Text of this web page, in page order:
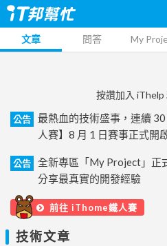
文章 問答 My
按讚加入 iThelp
公告
最熱血的技術盛事，連續
人賽】8 月 1 日賽事正式開
公告
全新專區「My Project」正
分享最真實的開發經驗
前往 iThome鐵人賽
技術文章